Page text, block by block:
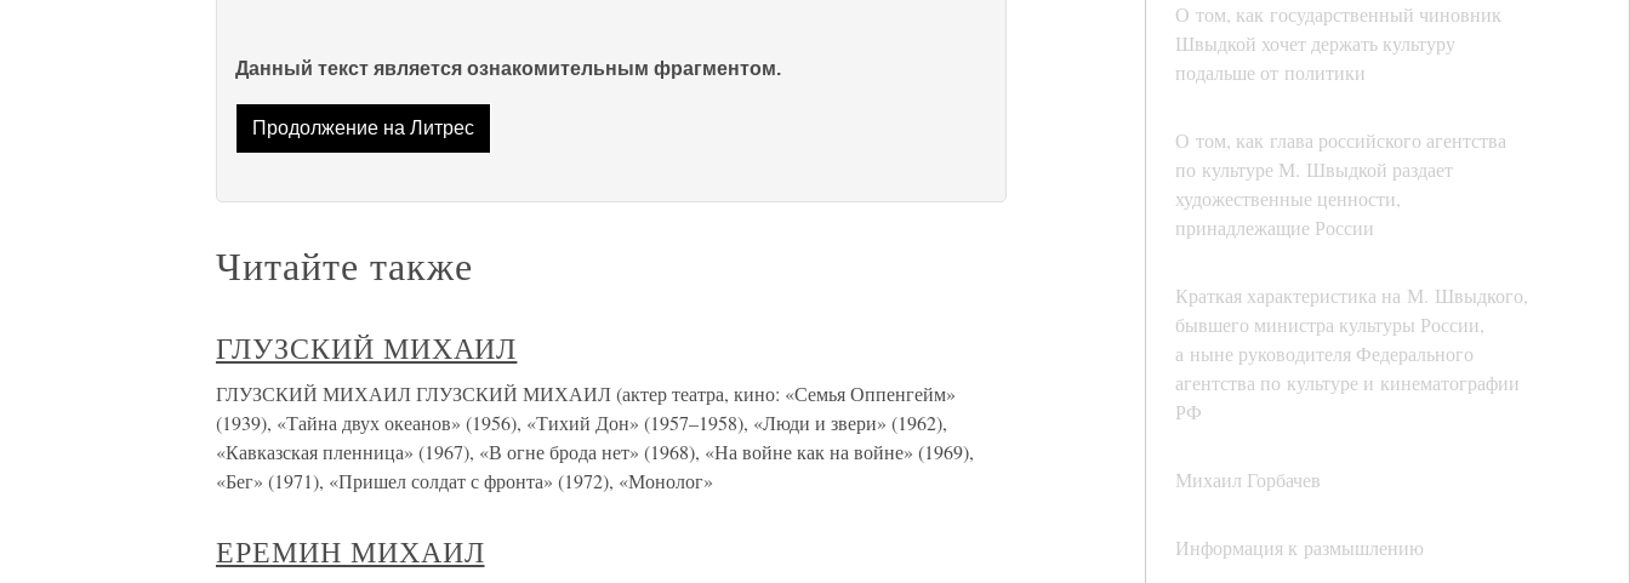
О том, как государственный чиновник
Швыдкой хочет держать культуру
подальше от политики
О том, как глава российского агентства
по культуре М. Швыдкой раздает
художественные ценности,
принадлежащие России
Краткая характеристика на М. Швыдкого,
бывшего министра культуры России,
а ныне руководителя Федерального
агентства по культуре и кинематографии
РФ
Михаил Горбачев
Информация к размышлению
Данный текст является ознакомительным фрагментом.
Продолжение на Литрес
Читайте также
ГЛУЗСКИЙ МИХАИЛ
ГЛУЗСКИЙ МИХАИЛ ГЛУЗСКИЙ МИХАИЛ (актер театра, кино: «Семья Оппенгейм»
(1939), «Тайна двух океанов» (1956), «Тихий Дон» (1957–1958), «Люди и звери» (1962),
«Кавказская пленница» (1967), «В огне брода нет» (1968), «На войне как на войне» (1969),
«Бег» (1971), «Пришел солдат с фронта» (1972), «Монолог»
ЕРЕМИН МИХАИЛ